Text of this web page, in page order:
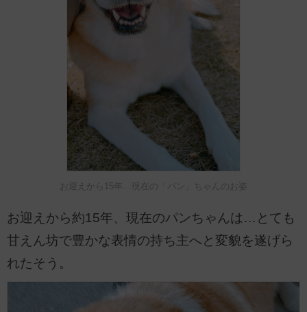
お迎えから15年…現在の「パン」ちゃんのお姿
お迎えから約15年、現在のパンちゃんは…とても
甘えん坊で豊かな表情の持ち主へと変貌を遂げら
れたそう。